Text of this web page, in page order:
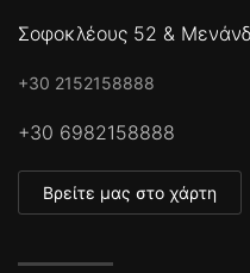
Σοφοκλέους 52 &
+30 2152158888
+30 6982158888
Βρείτε μας στο χάρτη